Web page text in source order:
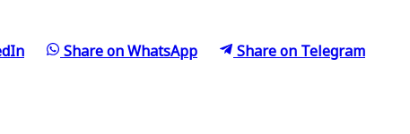
Share onWhatsApp Share on Telegram